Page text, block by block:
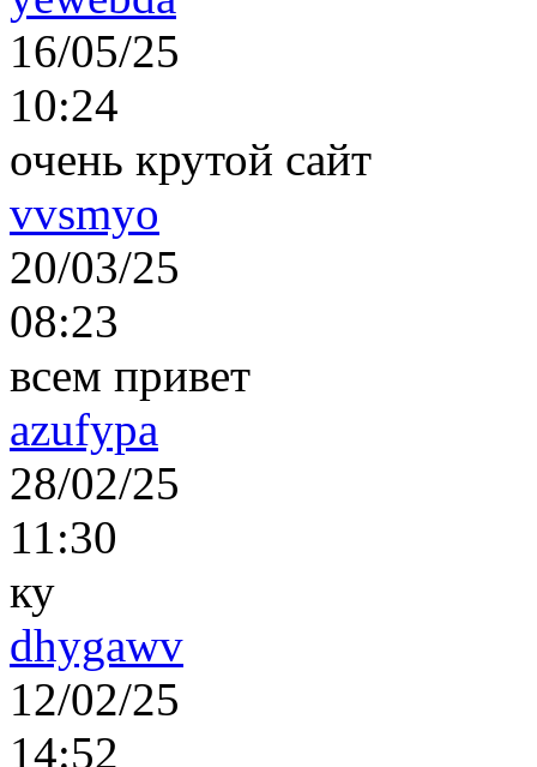
16/05/25
10:24
очень крутой сайт
vvsmyo
20/03/25
08:23
всем привет
azufypa
28/02/25
11:30
ку
dhygawv
12/02/25
14:52